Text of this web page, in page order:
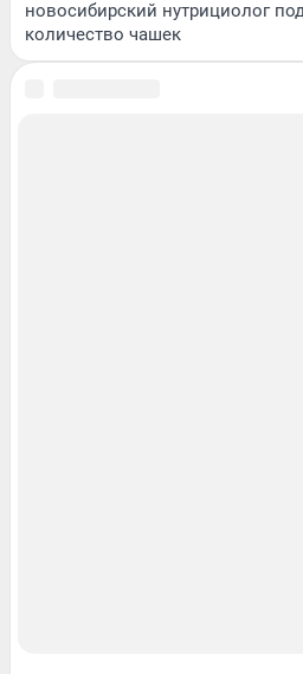
новосибирский нутрициолог
количество чашек